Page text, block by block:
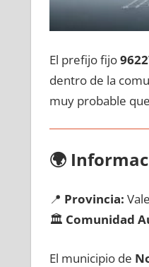
El prefijo fijo
dentro dе la
muy probable
🌍
📍 Provincia:
🏛️ Comunidad
El municipio dе